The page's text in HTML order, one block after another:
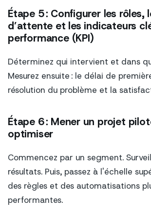
Étape 5 : Configurer les rôles,
d’attente et les indicateurs
performance (KPI)
Déterminez qui intervient et dans
Mesurez ensuite : le délai de
résolution du problème et la
Étape 6 : Mener un projet
optimiser
Commencez par un segment.
résultats. Puis, passez à l'échelle
des règles et des automatisations
performantes.